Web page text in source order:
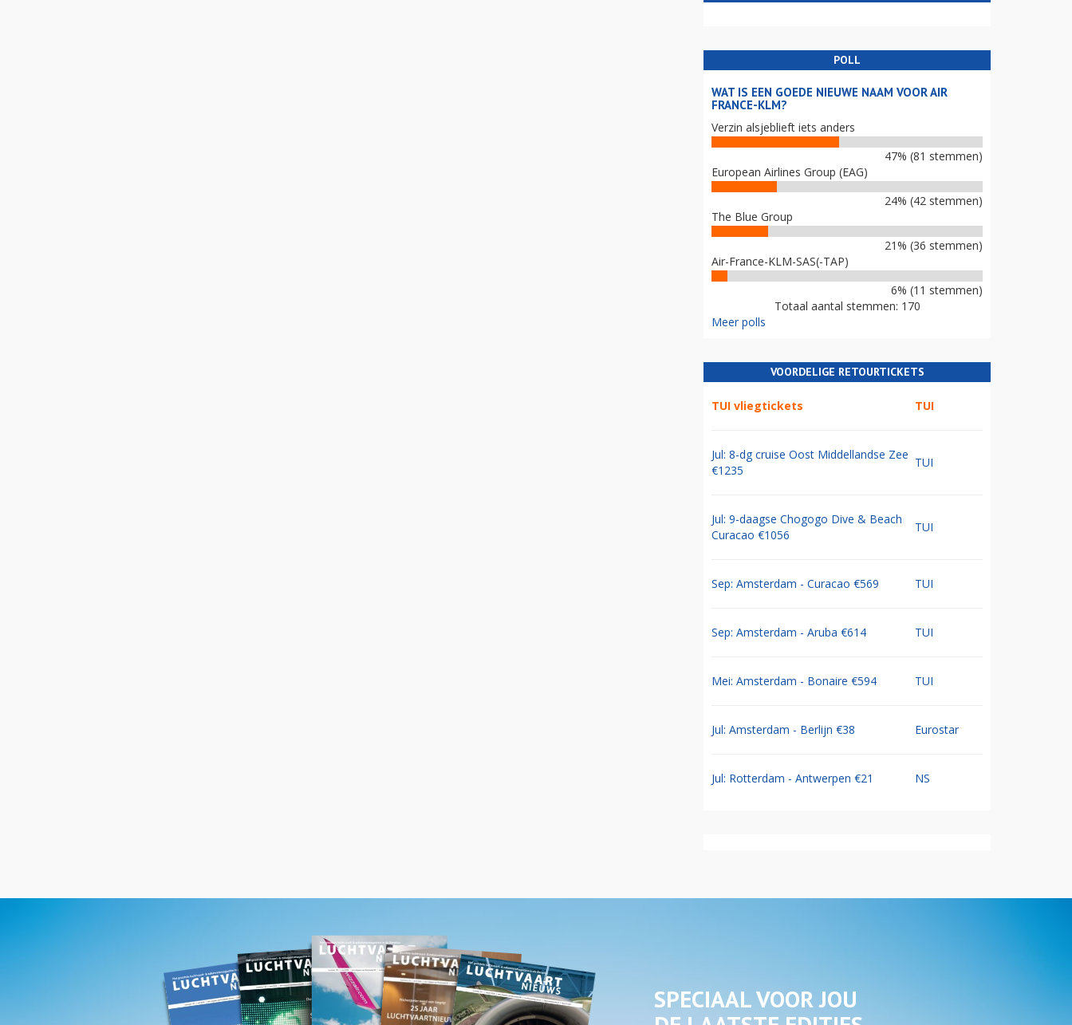
POLL
WAT IS EEN GOEDE NIEUWE NAAM VOOR AIR
FRANCE-KLM?
Verzin alsjeblieft iets anders
47% (81 stemmen)
European Airlines Group (EAG)
24% (42 stemmen)
The Blue Group
21% (36 stemmen)
Air-France-KLM-SAS(-TAP)
6% (11 stemmen)
Totaal aantal stemmen: 170
Meer polls
VOORDELIGE RETOURTICKETS
TUI vliegtickets TUI
Jul: 8-dg cruise Oost Middellandse Zee
€1235
TUI
Jul: 9-daagse Chogogo Dive & Beach
Curacao €1056
TUI
Sep: Amsterdam - Curacao €569 TUI
Sep: Amsterdam - Aruba €614 TUI
Mei: Amsterdam - Bonaire €594 TUI
Jul: Amsterdam - Berlijn €38 Eurostar
Jul: Rotterdam - Antwerpen €21 NS
SPECIAAL VOOR JOU